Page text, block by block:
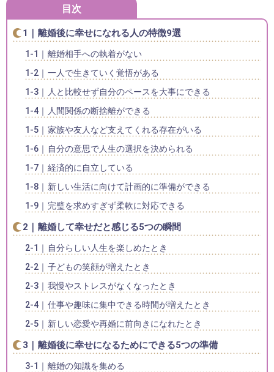
目次
離婚後に幸せになれる人の特徴9選
離婚相手への執着がない
一人で生きていく覚悟がある
人と比較せず自分のペースを大事にできる
人間関係の断捨離ができる
家族や友人など支えてくれる存在がいる
自分の意思で人生の選択を決められる
経済的に自立している
新しい生活に向けて計画的に準備ができる
完璧を求めすぎず柔軟に対応できる
離婚して幸せだと感じる5つの瞬間
自分らしい人生を楽しめたとき
子どもの笑顔が増えたとき
我慢やストレスがなくなったとき
仕事や趣味に集中できる時間が増えたとき
新しい恋愛や再婚に前向きになれたとき
離婚後に幸せになるためにできる5つの準備
離婚の知識を集める